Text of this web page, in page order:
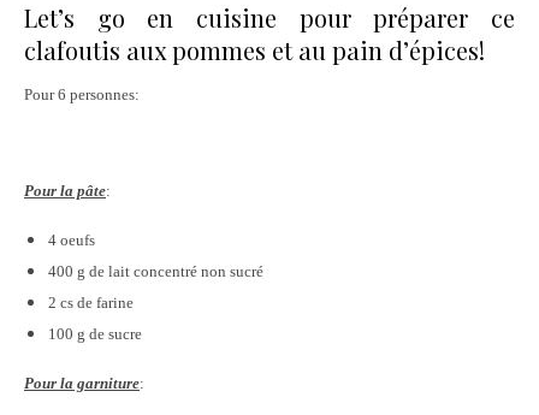
Let’s go en cuisine pour préparer ce
clafoutis aux pommes et au pain d’épices!
Pour 6 personnes:
Pour la pâte:
4 oeufs
400 g de lait concentré non sucré
2 cs de farine
100 g de sucre
Pour la garniture: